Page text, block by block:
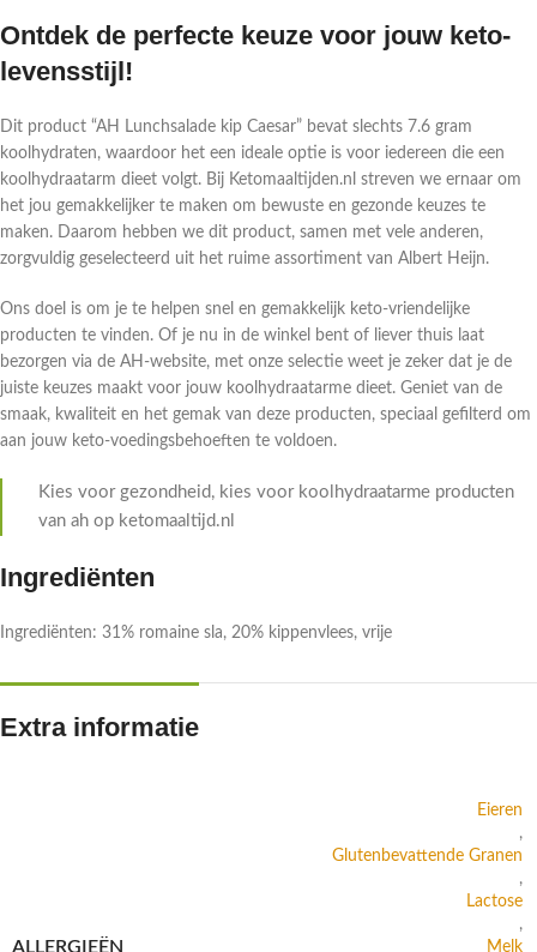
Ontdek de perfecte keuze voor jouw keto-
levensstijl!
Dit product “AH Lunchsalade kip Caesar” bevat slechts 7.6 gram
koolhydraten, waardoor het een ideale optie is voor iedereen die een
koolhydraatarm dieet volgt. Bij Ketomaaltijden.nl streven we ernaar om
het jou gemakkelijker te maken om bewuste en gezonde keuzes te
maken. Daarom hebben we dit product, samen met vele anderen,
zorgvuldig geselecteerd uit het ruime assortiment van Albert Heijn.
Ons doel is om je te helpen snel en gemakkelijk keto-vriendelijke
producten te vinden. Of je nu in de winkel bent of liever thuis laat
bezorgen via de AH-website, met onze selectie weet je zeker dat je de
juiste keuzes maakt voor jouw koolhydraatarme dieet. Geniet van de
smaak, kwaliteit en het gemak van deze producten, speciaal gefilterd om
aan jouw keto-voedingsbehoeften te voldoen.
Kies voor gezondheid, kies voor koolhydraatarme producten
van ah op ketomaaltijd.nl
Ingrediënten
Ingrediënten: 31% romaine sla, 20% kippenvlees, vrije
Extra informatie
ALLERGIEËN
Eieren
,
Glutenbevattende Granen
,
Lactose
,
Melk